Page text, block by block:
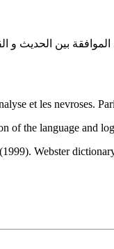
et les nevroses.
of the language and
Webster